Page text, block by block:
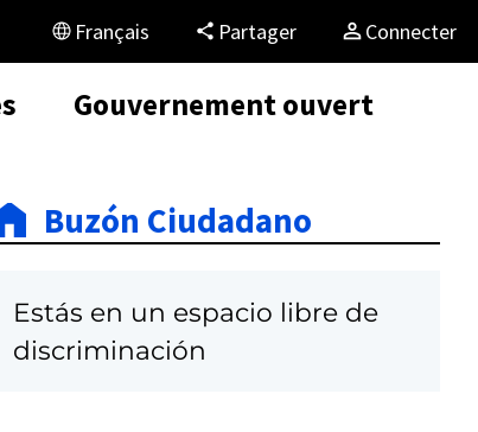
Français Partager Connecter
Gouvernement ouvert
Buzón Ciudadano
Estás en un espacio libre de
discriminación